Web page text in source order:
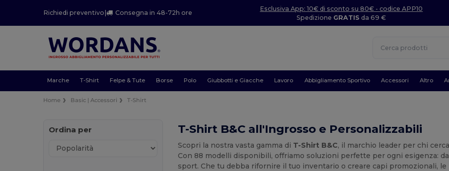
Richiedi preventivo | Consegna in 48-72h ore
Esclusiva App: 10€ di sconto su 80€ - codice APP10
Spedizione GRATIS da 69 €
Marche T-Shirt Felpe & Tute Borse Polo Giubbotti e Giacche Lavoro Abbigliamento Sportivo Accessori Altro
Home Basic | Accessori T-Shirt
Ordina per T-Shirt B&C all'Ingrosso e Personalizzabili
Scopri la nostra vasta gamma di T-Shirt B&C, il marchio leader per chi
Con 88 modelli disponibili, offriamo soluzioni perfette per ogni esigenza:
sport. Che tu debba rifornire il tuo inventario o creare capi promozionali,